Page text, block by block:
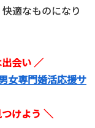
適なものになり
会い ／
女専門婚活応援サ
けよう ＼